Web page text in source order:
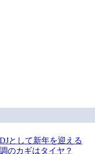
として新年を迎える
のカギはタイヤ？